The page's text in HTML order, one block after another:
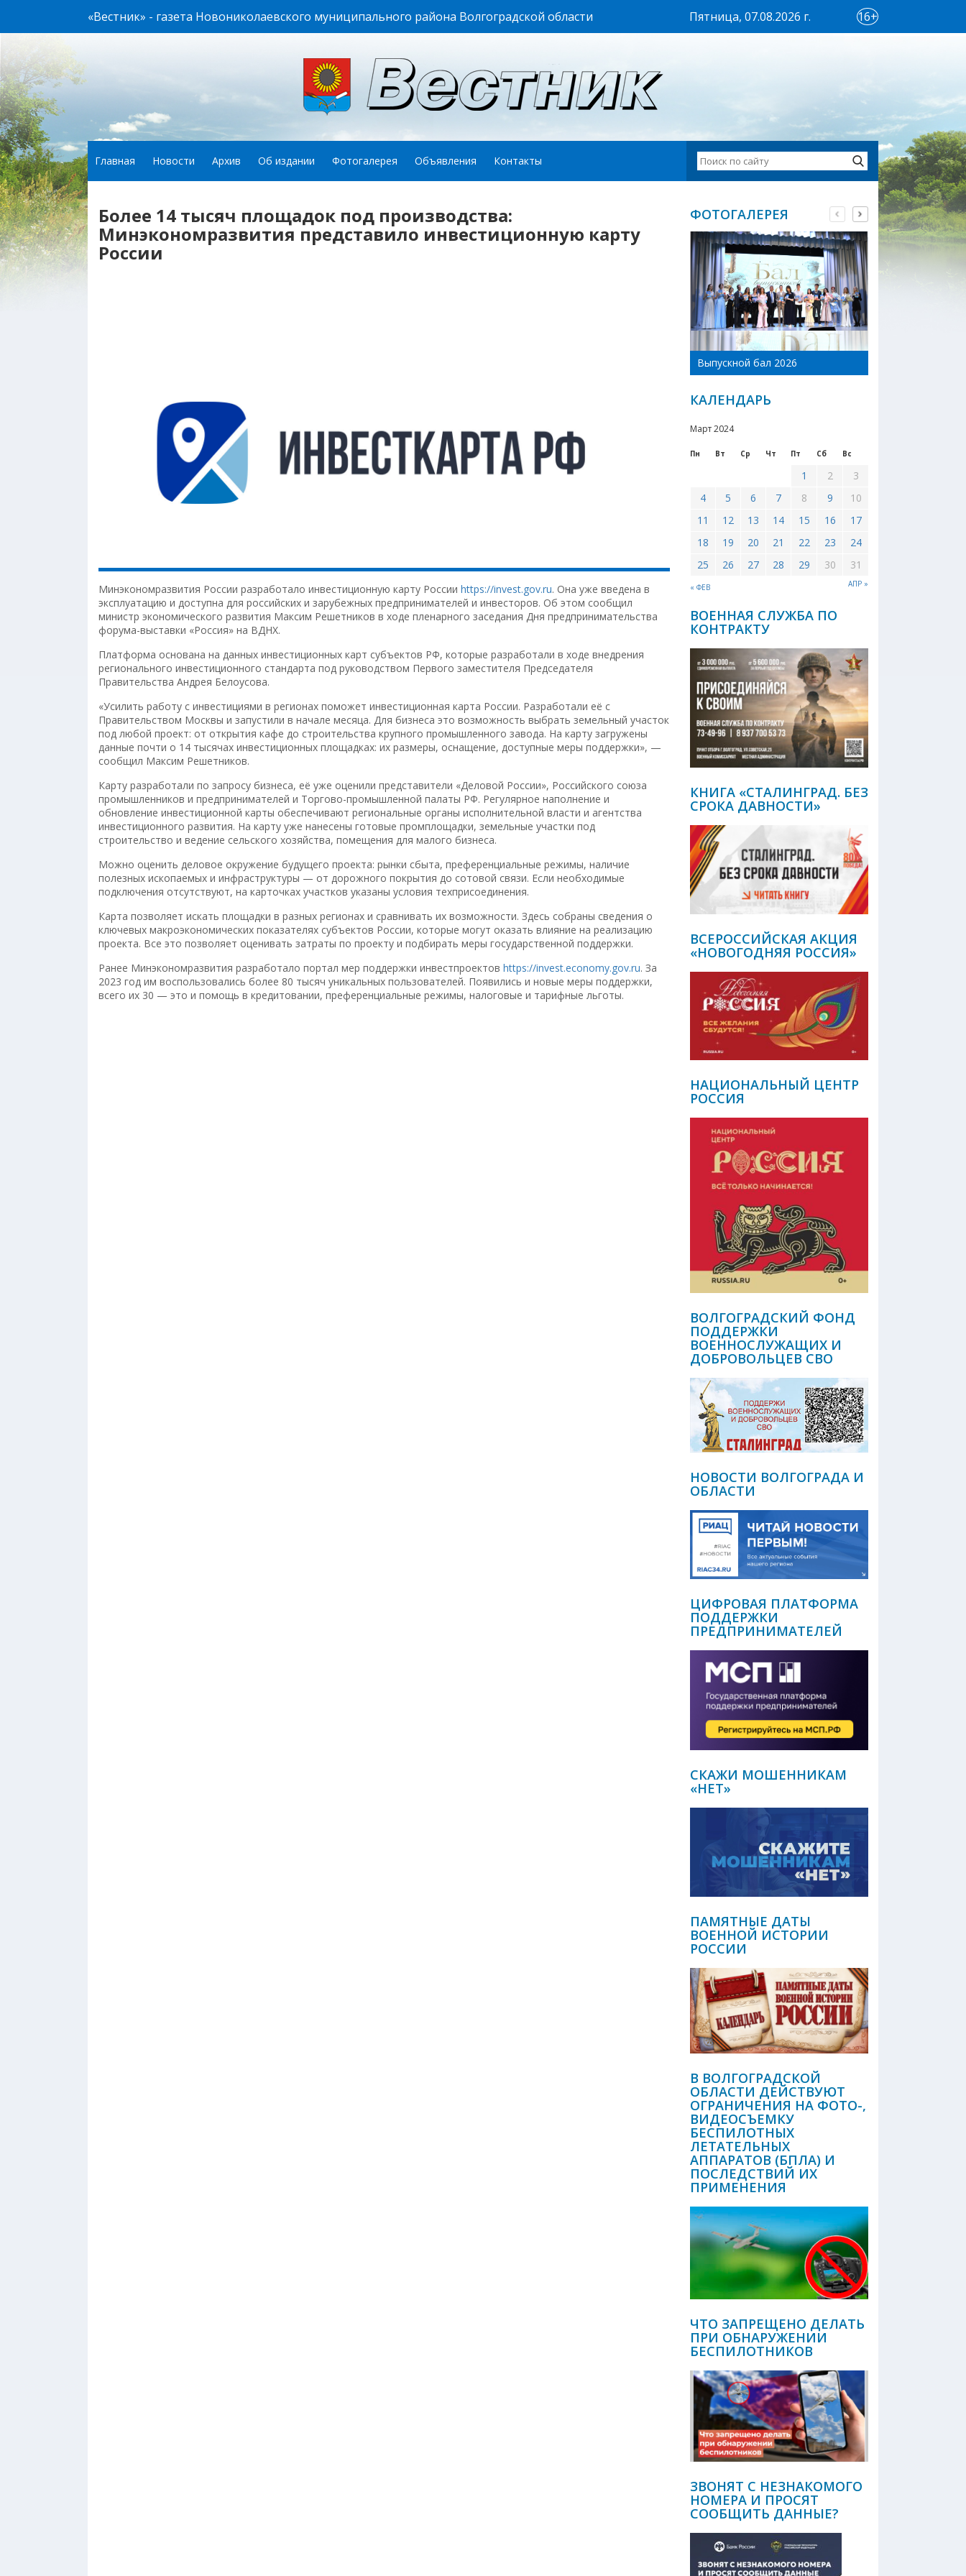
«Вестник» - газета Новониколаевского муниципального района Волгоградской области Пятница, 07.08.2026 г. 16+
Главная Новости Архив Об издании Фотогалерея Объявления Контакты
Более 14 тысяч площадок под производства:
Минэкономразвития представило инвестиционную карту
России
Минэкономразвития России разработало инвестиционную карту России https://invest.gov.ru. Она уже введена в
эксплуатацию и доступна для российских и зарубежных предпринимателей и инвесторов. Об этом сообщил
министр экономического развития Максим Решетников в ходе пленарного заседания Дня предпринимательства
форума-выставки «Россия» на ВДНХ.
Платформа основана на данных инвестиционных карт субъектов РФ, которые разработали в ходе внедрения
регионального инвестиционного стандарта под руководством Первого заместителя Председателя
Правительства Андрея Белоусова.
«Усилить работу с инвестициями в регионах поможет инвестиционная карта России. Разработали её с
Правительством Москвы и запустили в начале месяца. Для бизнеса это возможность выбрать земельный участок
под любой проект: от открытия кафе до строительства крупного промышленного завода. На карту загружены
данные почти о 14 тысячах инвестиционных площадках: их размеры, оснащение, доступные меры поддержки», —
сообщил Максим Решетников.
Карту разработали по запросу бизнеса, её уже оценили представители «Деловой России», Российского союза
промышленников и предпринимателей и Торгово-промышленной палаты РФ. Регулярное наполнение и
обновление инвестиционной карты обеспечивают региональные органы исполнительной власти и агентства
инвестиционного развития. На карту уже нанесены готовые промплощадки, земельные участки под
строительство и ведение сельского хозяйства, помещения для малого бизнеса.
Можно оценить деловое окружение будущего проекта: рынки сбыта, преференциальные режимы, наличие
полезных ископаемых и инфраструктуры — от дорожного покрытия до сотовой связи. Если необходимые
подключения отсутствуют, на карточках участков указаны условия техприсоединения.
Карта позволяет искать площадки в разных регионах и сравнивать их возможности. Здесь собраны сведения о
ключевых макроэкономических показателях субъектов России, которые могут оказать влияние на реализацию
проекта. Все это позволяет оценивать затраты по проекту и подбирать меры государственной поддержки.
Ранее Минэкономразвития разработало портал мер поддержки инвестпроектов https://invest.economy.gov.ru. За
2023 год им воспользовались более 80 тысяч уникальных пользователей. Появились и новые меры поддержки,
всего их 30 — это и помощь в кредитовании, преференциальные режимы, налоговые и тарифные льготы.
ФОТОГАЛЕРЕЯ
Выпускной бал 2026
КАЛЕНДАРЬ
Март 2024
Пн Вт Ср Чт Пт Сб Вс
« ФЕВ АПР »
1 2
3
4
5 6 7 8 9
10
11
12 13 14 15 16
17
18
19 20 21 22 23
24
25
26 27 28 29 30 31
ВОЕННАЯ СЛУЖБА ПО
КОНТРАКТУ
КНИГА «СТАЛИНГРАД. БЕЗ
СРОКА ДАВНОСТИ»
ВСЕРОССИЙСКАЯ АКЦИЯ
«НОВОГОДНЯЯ РОССИЯ»
НАЦИОНАЛЬНЫЙ ЦЕНТР
РОССИЯ
ВОЛГОГРАДСКИЙ ФОНД
ПОДДЕРЖКИ
ВОЕННОСЛУЖАЩИХ И
ДОБРОВОЛЬЦЕВ СВО
НОВОСТИ ВОЛГОГРАДА И
ОБЛАСТИ
ЦИФРОВАЯ ПЛАТФОРМА
ПОДДЕРЖКИ
ПРЕДПРИНИМАТЕЛЕЙ
СКАЖИ МОШЕННИКАМ
«НЕТ»
ПАМЯТНЫЕ ДАТЫ
ВОЕННОЙ ИСТОРИИ
РОССИИ
В ВОЛГОГРАДСКОЙ
ОБЛАСТИ ДЕЙСТВУЮТ
ОГРАНИЧЕНИЯ НА ФОТО-,
ВИДЕОСЪЕМКУ
БЕСПИЛОТНЫХ
ЛЕТАТЕЛЬНЫХ
АППАРАТОВ (БПЛА) И
ПОСЛЕДСТВИЙ ИХ
ПРИМЕНЕНИЯ
ЧТО ЗАПРЕЩЕНО ДЕЛАТЬ
ПРИ ОБНАРУЖЕНИИ
БЕСПИЛОТНИКОВ
ЗВОНЯТ С НЕЗНАКОМОГО
НОМЕРА И ПРОСЯТ
СООБЩИТЬ ДАННЫЕ?